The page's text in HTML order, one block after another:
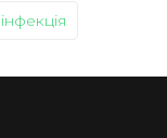
інфекція